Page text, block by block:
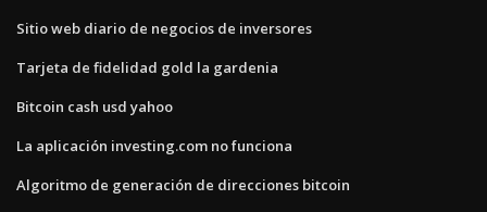
Sitio web diario de negocios de inversores
Tarjeta de fidelidad gold la gardenia
Bitcoin cash usd yahoo
La aplicación investing.com no funciona
Algoritmo de generación de direcciones bitcoin